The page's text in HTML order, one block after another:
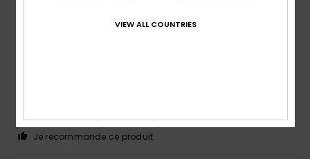
5/5
parfaiteMatière: 5 Coloris: 5
Je recommande ce produit
VIEW ALL COUNTRIES